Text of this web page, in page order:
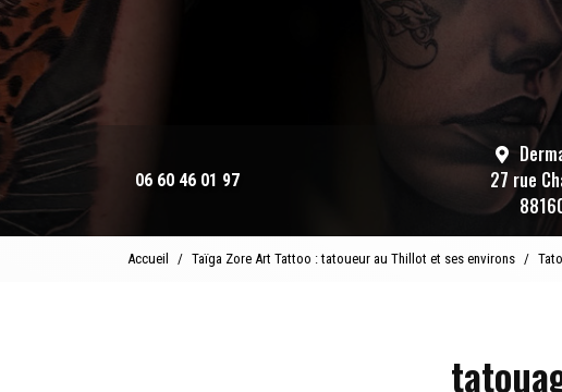
06 60 46 01 97
27 rue
Accueil Taïga Zore Art Tattoo : tatoueur au Thillot et ses environs